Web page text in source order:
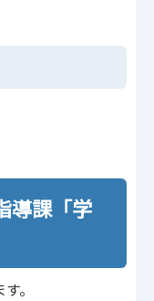
導課「学
。